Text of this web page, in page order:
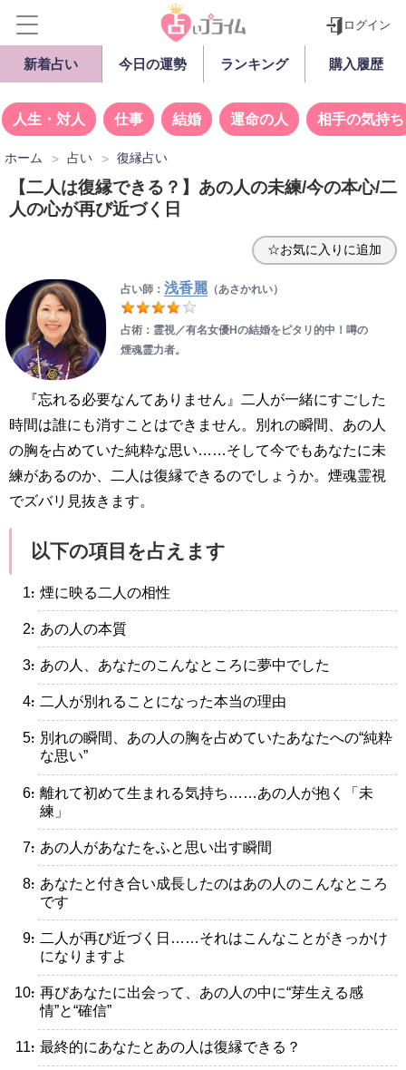
ログイン
新着占い 今日の運勢 ランキング 購入履歴
人生・対人 仕事 結婚 運命の人 相手の気持ち
ホーム 占い 復縁占い
【二人は復縁できる？】あの人の未練/今の本心/二
人の心が再び近づく日
☆お気に入りに追加
占い師： 浅香麗（あさかれい）
占術：霊視／有名女優Hの結婚をピタリ的中！噂の
煙魂霊力者。
『忘れる必要なんてありません』二人が一緒にすごした
時間は誰にも消すことはできません。別れの瞬間、あの人
の胸を占めていた純粋な思い……そして今でもあなたに未
練があるのか、二人は復縁できるのでしょうか。煙魂霊視
でズバリ見抜きます。
以下の項目を占えます
・煙に映る二人の相性
・あの人の本質
・あの人、あなたのこんなところに夢中でした
・二人が別れることになった本当の理由
・別れの瞬間、あの人の胸を占めていたあなたへの“純粋
な思い”
・離れて初めて生まれる気持ち……あの人が抱く「未
練」
・あの人があなたをふと思い出す瞬間
・あなたと付き合い成長したのはあの人のこんなところ
です
・二人が再び近づく日……それはこんなことがきっかけ
になりますよ
・再びあなたに出会って、あの人の中に“芽生える感
情”と“確信”
・最終的にあなたとあの人は復縁できる？